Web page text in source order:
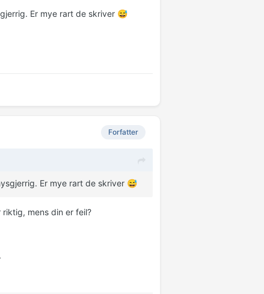
Er mye rart de skriver 😅
Forfatter
Er mye rart de skriver 😅
mens din er feil?